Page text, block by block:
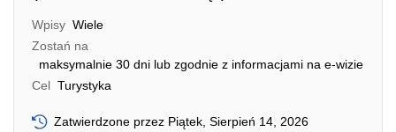
Wpisy Wiele
Zostań na
maksymalnie 30 dni lub zgodnie z informacjami na e-wizie
Cel Turystyka
Zatwierdzone przez Piątek, Sierpień 14, 2026